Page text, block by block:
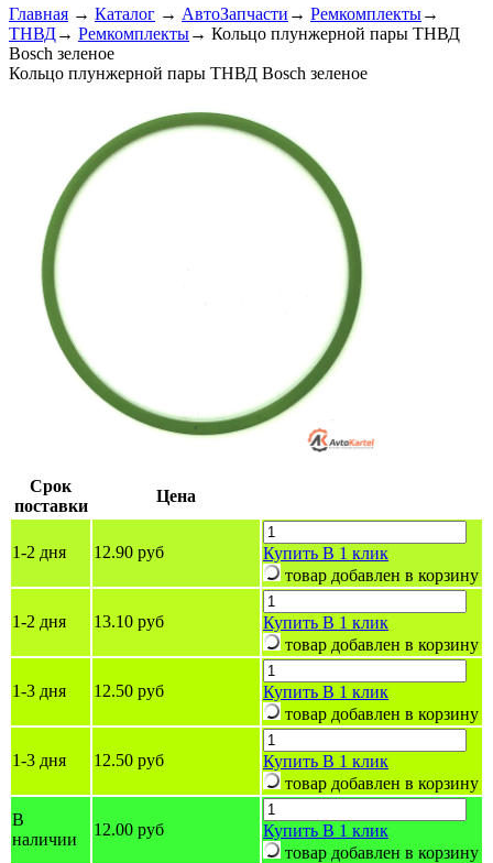
Главная → Каталог → АвтоЗапчасти → Ремкомплекты→
ТНВД→ Ремкомплекты→ Кольцо плунжерной пары ТНВД
Bosch зеленое
Кольцо плунжерной пары ТНВД Bosch зеленое
Срок
поставки
Цена
1-2 дня 12.90 руб Купить В 1 клик
товар добавлен в корзину
1-2 дня 13.10 руб Купить В 1 клик
товар добавлен в корзину
1-3 дня 12.50 руб Купить В 1 клик
товар добавлен в корзину
1-3 дня 12.50 руб Купить В 1 клик
товар добавлен в корзину
В
наличии
12.00 руб Купить В 1 клик
товар добавлен в корзину